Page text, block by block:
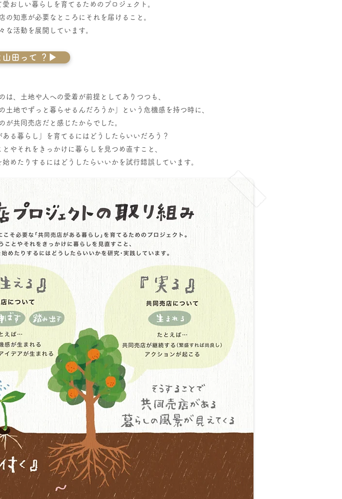
おしい暮らしを育てるためのプロジェクト。
の知恵が必要なところにそれを届けること。
な活動を展開しています。
山田って ？▶︎
は、土地や人への愛着が前提としてありつつ も、
土地でずっと暮らせるんだろうか」という危機感を持つ時に、
が共同売店だと感じたからでした。
る暮らし」を育てるにはどうしたらいいだろう？
やそれをきっかけに暮らしを見つめ直すこと、
めたりするにはどうしたらいいかを試行錯誤しています。